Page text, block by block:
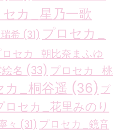
カ_星乃一歌
希 (31) プロセカ_
ロセカ_朝比奈まふゆ
名 (33) プロセカ_桃
カ_桐谷遥 (36) プ
ロセカ_花里みのり
々 (31) プロセカ_鏡音